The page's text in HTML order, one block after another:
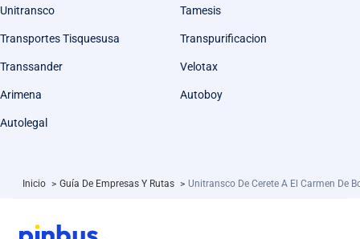
Unitransco Tamesis
Transportes Tisquesusa Transpurificacion
Transsander Velotax
Arimena Autoboy
Autolegal
Inicio > Guía De Empresas Y Rutas > Unitransco De Cerete A El Carmen De